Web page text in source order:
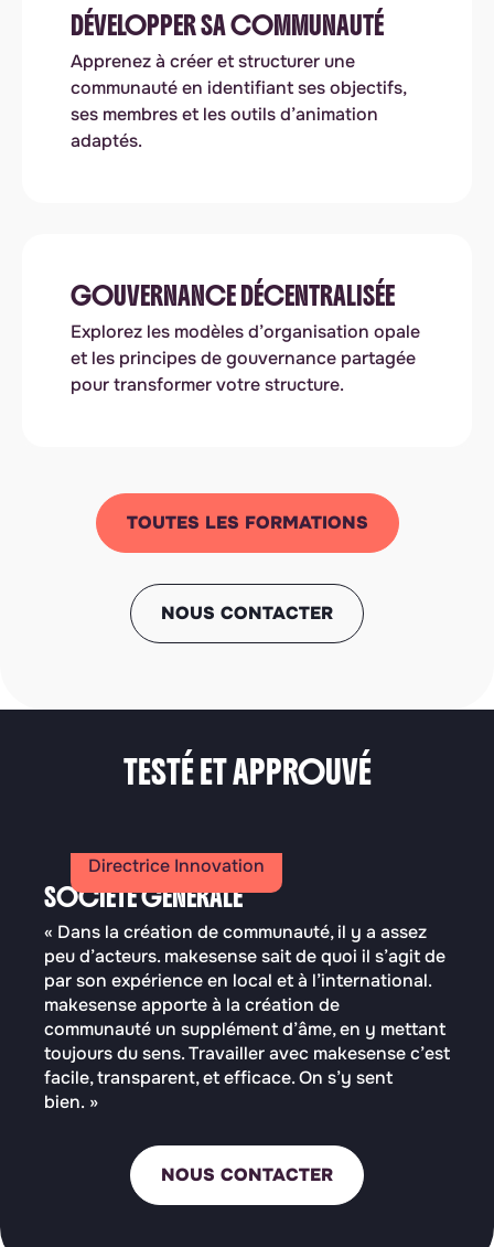
DÉVELOPPER SA COMMUNAUTÉ
Apprenez à créer et structurer une
communauté en identifiant ses objectifs,
ses membres et les outils d’animation
adaptés.
GOUVERNANCE DÉCENTRALISÉE
Explorez les modèles d’organisation opale
et les principes de gouvernance partagée
pour transformer votre structure.
TOUTES LES FORMATIONS
NOUS CONTACTER
TESTÉ ET APPROUVÉ
Directrice Innovation
SOCIÉTÉ GÉNÉRALE
« Dans la création de communauté, il y a assez
peu d’acteurs. makesense sait de quoi il s’agit de
par son expérience en local et à l’international.
makesense apporte à la création de
communauté un supplément d’âme, en y mettant
toujours du sens. Travailler avec makesense c’est
facile, transparent, et efficace. On s’y sent
bien. »
NOUS CONTACTER